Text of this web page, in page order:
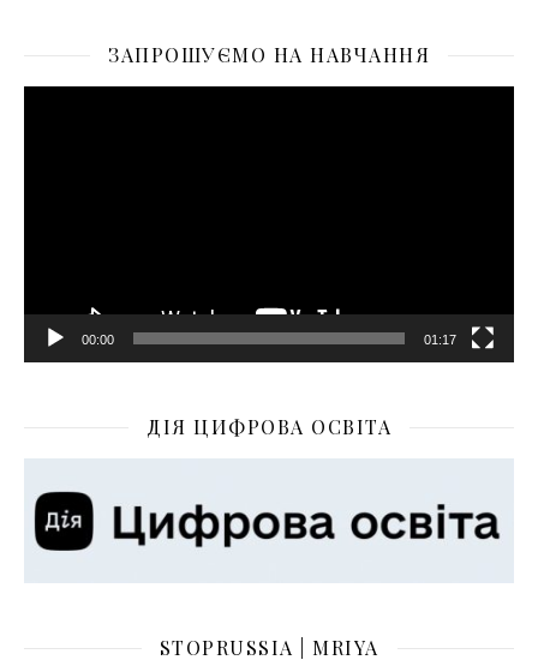
ЗАПРОШУЄМО НА НАВЧАННЯ
00:00 01:17
ДІЯ ЦИФРОВА ОСВІТА
STOPRUSSIA | MRIYA